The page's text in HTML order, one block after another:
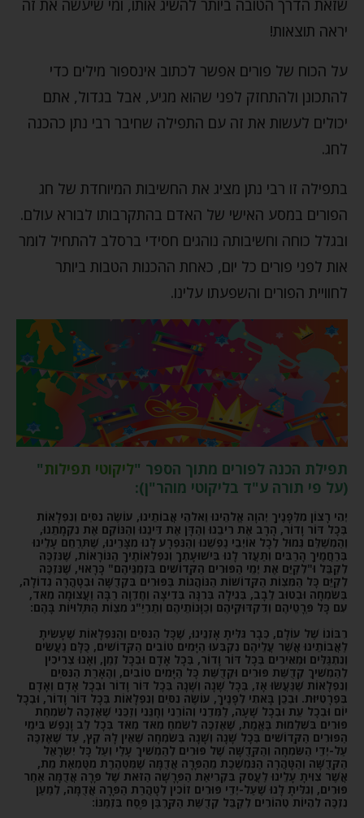
שזאת הדרך הטובה ביותר להשיג אותו, ומי שיעשה את זה
יראה תוצאות!
על הכוח של פורים אפשר לכתוב אינספור מילים כדי
להתכונן ולהתחזק לפני שהוא מגיע, אבל בגדול, אתם
יכולים לעשות את זה עם התפילה שחיבר רבי נתן כהכנה
לחג.
בתפילה זו רבי נתן מציג את החשיבות המיוחדת של חג
הפורים במסע האישי של האדם בהתקרבותו לבורא עולם.
ובגלל כוחה וחשיבותה נוהגים חסידי ברסלב להתחיל לומר
אות לפני פורים כל יום, כאחת ההכנות הטבות ביותר
לחוויית הפורים והשפעתו עלינו.
תפילת הכנה לפורים מתוך הספר "ליקוטי תפילות"
(על פי תורה ע"ד בליקוטי מוהר"ן):
יְהִי רָצוֹן מִלְּפָנֶיךָ יְהֹוָה אֱלֹהֵינוּ וֵאלֹהֵי אֲבוֹתֵינוּ, עוֹשֶׂה נִסִּים וְנִפְלָאוֹת
בְּכָל דּוֹר וָדוֹר, הָרָב אֶת רִיבֵנוּ וְהַדָּן אֶת דִּינֵנוּ וְהַנּוֹקֵם אֶת נִקְמָתֵנוּ,
וְהַמְשַׁלֵּם גְּמוּל לְכָל אוֹיְבֵי נַפְשֵׁנוּ וְהַנִּפְרָע לָנוּ מִצָּרֵינוּ, שֶׁתְּרַחֵם עָלֵינוּ
בְּרַחֲמֶיךָ הָרַבִּים וְתַעֲזֹר לָנוּ בִּישׁוּעָתְךָ וְנִפְלְאוֹתֶיךָ הַנּוֹרָאוֹת, שֶׁנִּזְכֶּה
לְקַבֵּל וּ"לְקַיֵּם אֶת יְמֵי הַפּוּרִים הַקְּדוֹשִׁים בִּזְמַנֵּיהֶם" כָּרָאוּי, שֶׁנִּזְכֶּה
לְקַיֵּם כָּל הַמִּצְוֹת הַקְּדוֹשׁוֹת הַנּוֹהֲגוֹת בַּפּוּרִים בִּקְדֻשָּׁה וּבְטָהֳרָה גְדוֹלָה,
בְּשִׂמְחָה וּבְטוּב לֵבָב, בְּגִילָה בְּרִנָּה בְּדִיצָה וְחֶדְוָה רַבָּה וַעֲצוּמָה מְאֹד,
עִם כָּל פְּרָטֵיהֶם וְדִקְדּוּקֵיהֶם וְכַוָּנוֹתֵיהֶם וְתַרְיַ"ג מִצְוֹת הַתְּלוּיוֹת בָּהֶם:
רִבּוֹנוֹ שֶׁל עוֹלָם, כְּבָר גִּלִּיתָ אָזְנֵינוּ, שֶׁכָּל הַנִּסִּים וְהַנִּפְלָאוֹת שֶׁעָשִׂיתָ
לַאֲבוֹתֵינוּ אֲשֶׁר עֲלֵיהֶם נִקְבְּעוּ הַיָּמִים טוֹבִים הַקְּדוֹשִׁים, כֻּלָּם נַעֲשִׂים
וְנִתְגַּלִּים וּמְאִירִים בְּכָל דּוֹר וָדוֹר, בְּכָל אָדָם וּבְכָל זְמַן, וְאָנוּ צְרִיכִין
לְהַמְשִׁיךְ קְדֻשַּׁת פּוּרִים וּקְדֻשַּׁת כָּל הַיָּמִים טוֹבִים, וְהֶאָרַת הַנִּסִּים
וְנִפְלָאוֹת שֶׁנַּעֲשׂוּ אָז, בְּכָל שָׁנָה וְשָׁנָה בְּכָל דּוֹר וָדוֹר וּבְכָל אָדָם וְאָדָם
בִּפְרָטִיּוּת. וּבְכֵן בָּאתִי לְפָנֶיךָ, עוֹשֶׂה נִסִּים וְנִפְלָאוֹת בְּכָל דּוֹר וָדוֹר, וּבְכָל
יוֹם וּבְכָל עֵת וּבְכָל שָׁעָה, לַמְּדֵנִי וְהוֹרֵנִי וְחָנֵּנִי וְזַכֵּנִי שֶׁאֶזְכֶּה לְשִׂמְחַת
פּוּרִים בִּשְׁלֵמוּת בֶּאֱמֶת, שֶׁאֶזְכֶּה לִשְׂמֹחַ מְאֹד מְאֹד בְּכָל לֵב וָנֶפֶשׁ בִּימֵי
הַפּוּרִים הַקְּדוֹשִׁים בְּכָל שָׁנָה וְשָׁנָה בְּשִׂמְחָה שֶׁאֵין לָהּ קֵץ, עַד שֶׁאֶזְכֶּה
עַל-יְדֵי הַשִּׂמְחָה וְהַקְּדֻשָּׁה שֶׁל פּוּרִים לְהַמְשִׁיךְ עָלַי וְעַל כָּל יִשְׂרָאֵל
הַקְּדֻשָּׁה וְהַטָּהֳרָה הַנִּמְשֶׁכֶת מֵהַפָּרָה אֲדֻמָּה שֶׁמְּטַהֶרֶת מִטֻּמְאַת מֵת,
אֲשֶׁר צִוִּיתָ עָלֵינוּ לַעֲסֹק בִּקְרִיאַת הַפָּרָשָׁה הַזֹּאת שֶׁל פָּרָה אֲדֻמָּה אַחַר
פּוּרִים, וְגִלִּיתָ לָנוּ שֶׁעַל-יְדֵי פּוּרִים זוֹכִין לְטָהֳרַת הַפָּרָה אֲדֻמָּה, לְמַעַן
נִזְכֶּה לִהְיוֹת טְהוֹרִים לְקַבֵּל קְדֻשַּׁת הַקָּרְבַּן פֶּסַח בִּזְמַנּוֹ: